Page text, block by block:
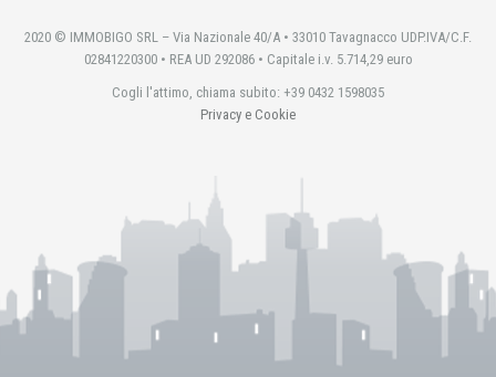
2020 © IMMOBIGO SRL – Via Nazionale 40/A • 33010 Tavagnacco UDP.IVA/C.F.
02841220300 • REA UD 292086 • Capitale i.v. 5.714,29 euro
Cogli l'attimo, chiama subito: +39 0432 1598035
Privacy e Cookie